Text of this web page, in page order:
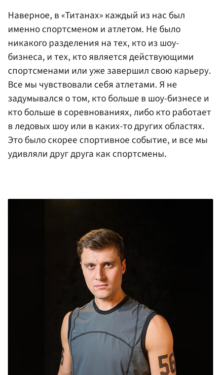
Наверное, в «Титанах» каждый из нас был
именно спортсменом и атлетом. Не было
никакого разделения на тех, кто из шоу-
бизнеса, и тех, кто является действующими
спортсменами или уже завершил свою карьеру.
Все мы чувствовали себя атлетами. Я не
задумывался о том, кто больше в шоу-бизнесе и
кто больше в соревнованиях, либо кто работает
в ледовых шоу или в каких-то других областях.
Это было скорее спортивное событие, и все мы
удивляли друг друга как спортсмены.